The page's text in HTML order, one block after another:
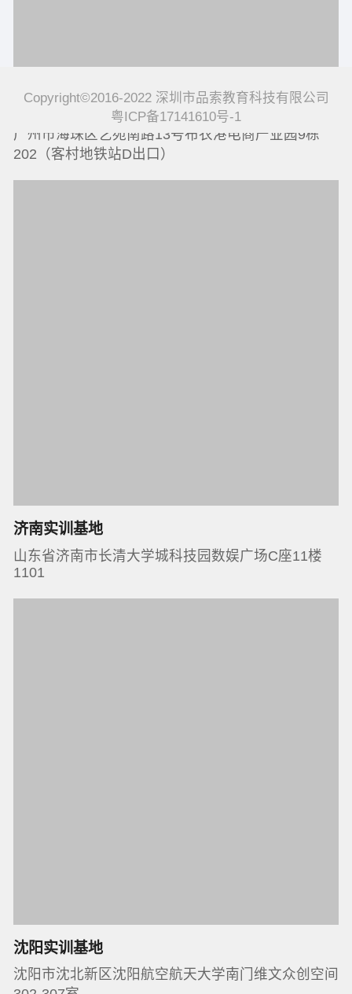
广州实训基地
广州市海珠区艺苑南路13号布衣港电商产业园9栋
202（客村地铁站D出口）
济南实训基地
山东省济南市长清大学城科技园数娱广场C座11楼
1101
沈阳实训基地
沈阳市沈北新区沈阳航空航天大学南门维文众创空间
Copyright©2016-2022 深圳市品索教育科技有限公司
粤ICP备17141610号-1